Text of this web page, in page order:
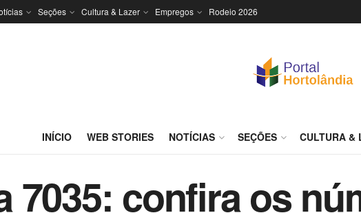
Seções Cultura & Lazer Empregos Rodeio 2026
INÍCIO WEB STORIES NOTÍCIAS SEÇÕES CULTURA &
7035: confira os